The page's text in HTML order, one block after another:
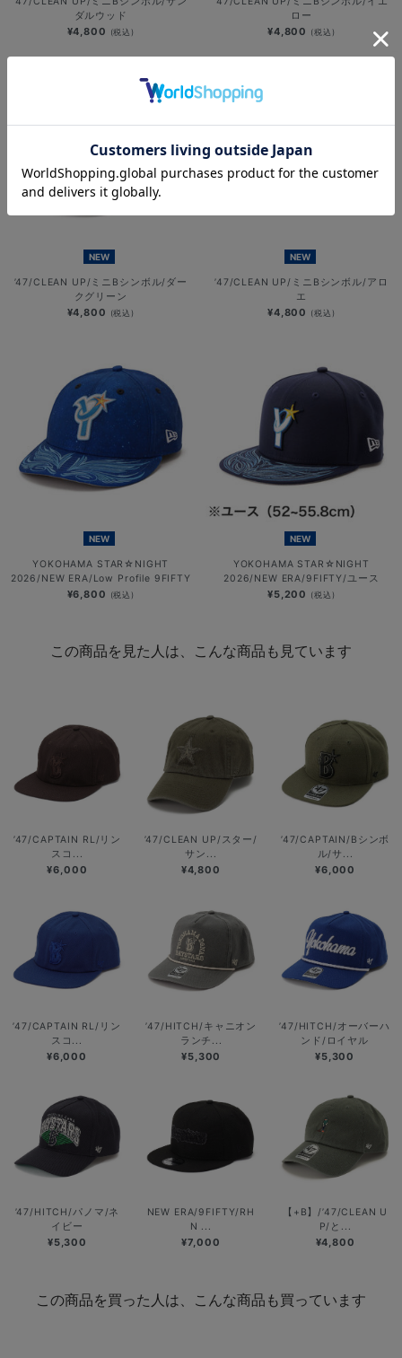
ダルウッド
¥4,800 (税込)
ロー
¥4,800 (税込)
NEW
’47/CLEAN UP/ミニBシンボル/ダー
クグリーン
¥4,800 (税込)
NEW
’47/CLEAN UP/ミニBシンボル/アロ
エ
¥4,800 (税込)
NEW
YOKOHAMA STAR☆NIGHT
2026/NEW ERA/Low Profile 9FIFTY
¥6,800 (税込)
NEW
YOKOHAMA STAR☆NIGHT
2026/NEW ERA/9FIFTY/ユース
¥5,200 (税込)
この商品を見た人は、こんな商品も見ています
’47/CAPTAIN RL/リン
スコ...
¥6,000
’47/CLEAN UP/スター/
サン...
¥4,800
’47/CAPTAIN/Bシンボ
ル/サ...
¥6,000
’47/CAPTAIN RL/リン
スコ...
¥6,000
’47/HITCH/キャニオン
ランチ...
¥5,300
’47/HITCH/オーバーハ
ンド/ロイヤル
¥5,300
’47/HITCH/パノマ/ネ
イビー
¥5,300
NEW ERA/9FIFTY/RH
N ...
¥7,000
【+B】/’47/CLEAN U
P/と...
¥4,800
この商品を買った人は、こんな商品も買っています